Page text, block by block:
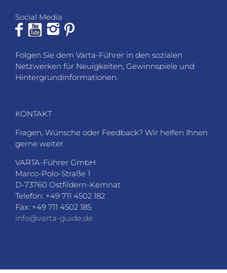
Social Media
Folgen Sie dem Varta-Führer in den sozialen
Netzwerken für Neuigkeiten, Gewinnspiele und
Hintergrundinformationen.
KONTAKT
Fragen, Wünsche oder Feedback? Wir helfen Ihnen
gerne weiter.
VARTA-Führer GmbH
Marco-Polo-Straße 1
D-73760 Ostfildern-Kemnat
Telefon: +49 711 4502 182
Fax: +49 711 4502 185
info@varta-guide.de